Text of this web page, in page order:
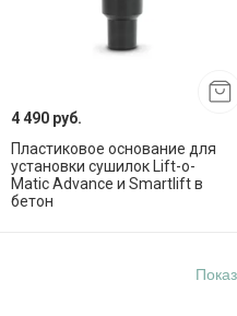
4 490 руб.
Пластиковое основание для
установки сушилок Lift-o-
Matic Advance и Smartlift в
бетон